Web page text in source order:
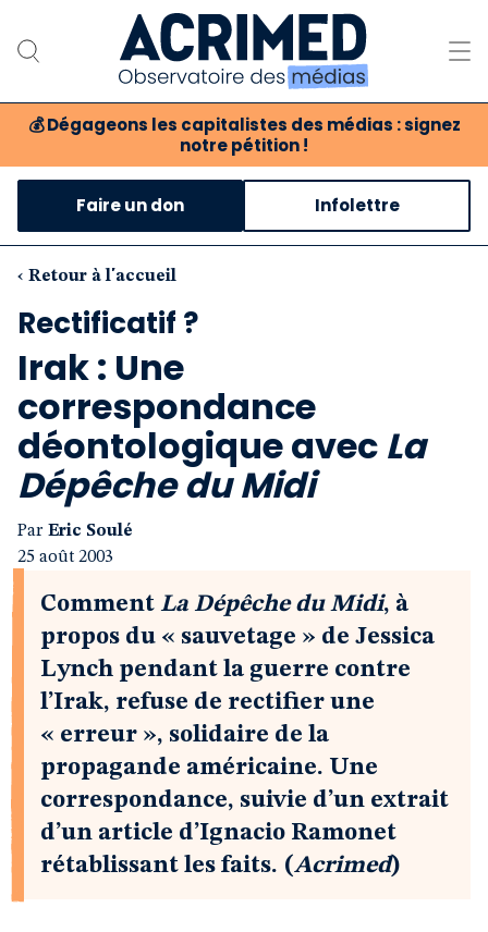
💰 Dégageons les capitalistes des médias : signez
notre pétition !
Notre association
Notre critique des médias
Nos propositions
Notre revue
Faire un don Infolettre
‹ Retour à l'accueil
Rectificatif ?
Irak : Une
correspondance
déontologique avec La
Dépêche du Midi
Par Eric Soulé
25 août 2003
Comment La Dépêche du Midi, à
propos du « sauvetage » de Jessica
Lynch pendant la guerre contre
l’Irak, refuse de rectifier une
« erreur », solidaire de la
propagande américaine. Une
correspondance, suivie d’un extrait
d’un article d’Ignacio Ramonet
rétablissant les faits. (Acrimed)